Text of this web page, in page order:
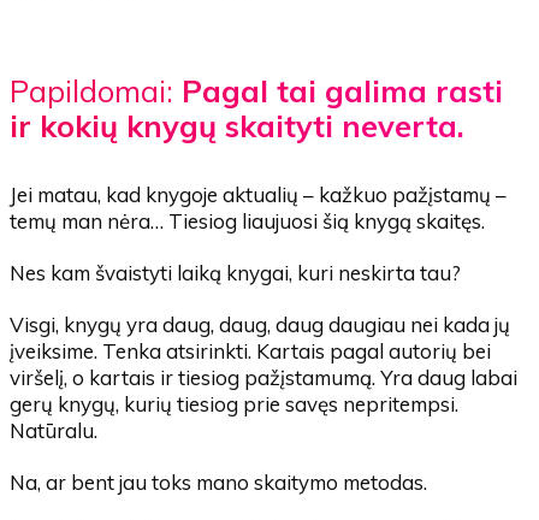
Papildomai: Pagal tai galima rasti
ir kokių knygų skaityti neverta.
Jei matau, kad knygoje aktualių – kažkuo pažįstamų –
temų man nėra… Tiesiog liaujuosi šią knygą skaitęs.
Nes kam švaistyti laiką knygai, kuri neskirta tau?
Visgi, knygų yra daug, daug, daug daugiau nei kada jų
įveiksime. Tenka atsirinkti. Kartais pagal autorių bei
viršelį, o kartais ir tiesiog pažįstamumą. Yra daug labai
gerų knygų, kurių tiesiog prie savęs nepritempsi.
Natūralu.
Na, ar bent jau toks mano skaitymo metodas.